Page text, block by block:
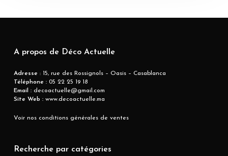
A propos de Déco Actuelle
Adresse : 15, rue des Rossignols – Oasis – Casablanca
Téléphone :05 22 25 19 18
Email :decoactuelle@gmail.com
Site Web :www.decoactuelle.ma
Voir nos conditions générales de ventes
Recherche par catégories